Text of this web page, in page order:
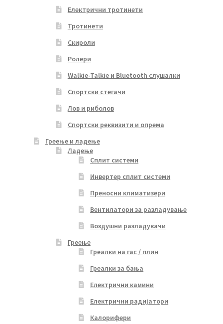
Електрични тротинети
Тротинети
Скироли
Ролери
Walkie-Talkie и Bluetooth слушалки
Спортски стегачи
Лов и риболов
Спортски реквизити и опрема
Греење и ладење
Ладење
Сплит системи
Инвертер сплит системи
Преносни климатизери
Вентилатори за разладување
Воздушни разладувачи
Греење
Греалки на гас / плин
Греалки за бања
Електрични камини
Електрични радијатори
Калорифери